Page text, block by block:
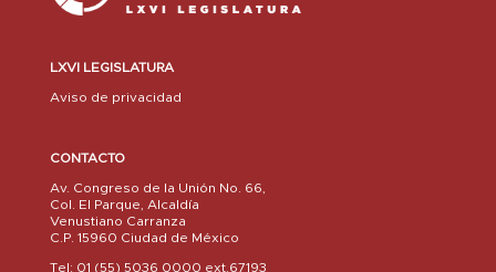
LXVI LEGISLATURA
Aviso de privacidad
CONTACTO
Av. Congreso de la Unión No. 66,
Col. El Parque, Alcaldía
Venustiano Carranza
C.P. 15960 Ciudad de México
Tel: 01 (55) 5036 0000 ext.67193